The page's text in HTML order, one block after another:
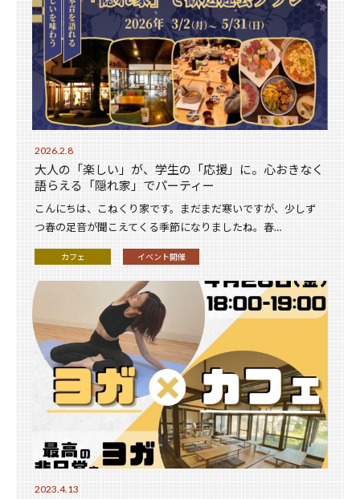
2026.2.8
大人の「楽しい」が、学生の「応援」に。心おきなく
語らえる「隠れ家」でパーティー
こんにちは、こねくり家です。まだまだ寒いですが、少しず
つ春の足音が聞こえてくる季節になりましたね。春…
カフェ イベント開催
2023.4.13